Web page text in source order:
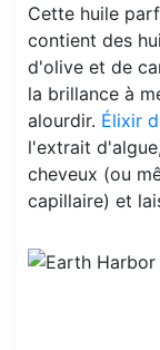
Cette huile
contient des
d'olive et de
la brillance à
alourdir. Élixir
l'extrait
cheveux (ou
capillaire) et